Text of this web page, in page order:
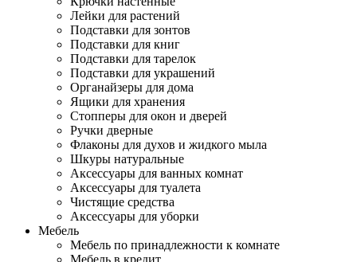
Лейки для растений
Подставки для зонтов
Подставки для книг
Подставки для тарелок
Подставки для украшений
Органайзеры для дома
Ящики для хранения
Стопперы для окон и дверей
Ручки дверные
Флаконы для духов и жидкого мыла
Шкуры натуральные
Аксессуары для ванных комнат
Аксессуары для туалета
Чистящие средства
Аксессуары для уборки
Мебель
Мебель по принадлежности к комнате
Мебель в кредит